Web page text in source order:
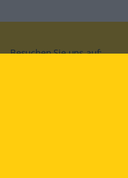
Besuchen Sie uns auf: